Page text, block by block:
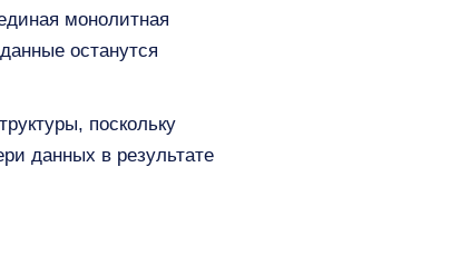
монолитная
останутся
поскольку
данных в результате